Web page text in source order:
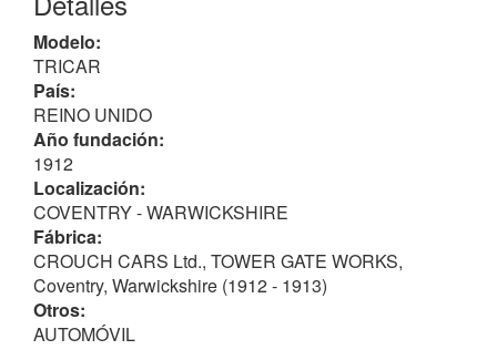
Modelo:
TRICAR
País:
REINO UNIDO
Año fundación:
1912
Localización:
COVENTRY - WARWICKSHIRE
Fábrica:
CROUCH CARS Ltd., TOWER GATE WORKS,
Coventry, Warwickshire (1912 - 1913)
Otros:
AUTOMÓVIL